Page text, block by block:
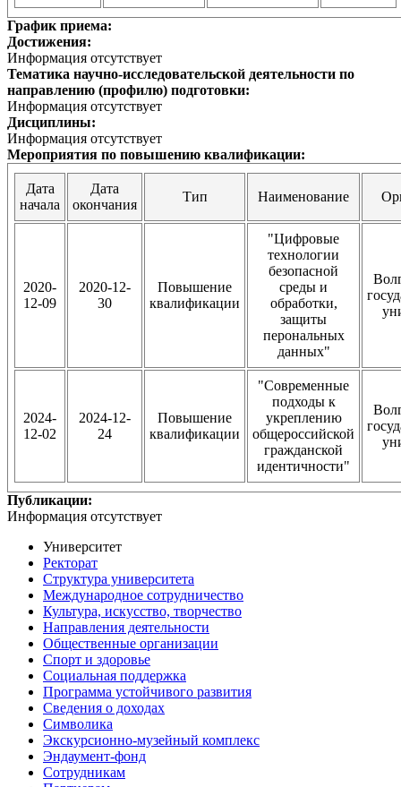
График приема:
Достижения:
Информация отсутствует
Тематика научно-исследовательской деятельности по
направлению (профилю) подготовки:
Информация отсутствует
Дисциплины:
Информация отсутствует
Мероприятия по повышению квалификации:
Дата
начала
Дата
окончания
Тип Наименование
2020-
12-09
2020-12-
30
Повышение
квалификации
"Цифровые
технологии
безопасной
среды и
обработки,
защиты
перональных
данных"
2024-
12-02
2024-12-
24
Повышение
квалификации
"Современные
подходы к
укреплению
общероссийской
гражданской
идентичности"
Публикации:
Информация отсутствует
Университет
Ректорат
Структура университета
Международное сотрудничество
Культура, искусство, творчество
Направления деятельности
Общественные организации
Спорт и здоровье
Социальная поддержка
Программа устойчивого развития
Сведения о доходах
Символика
Экскурсионно-музейный комплекс
Эндаумент-фонд
Сотрудникам